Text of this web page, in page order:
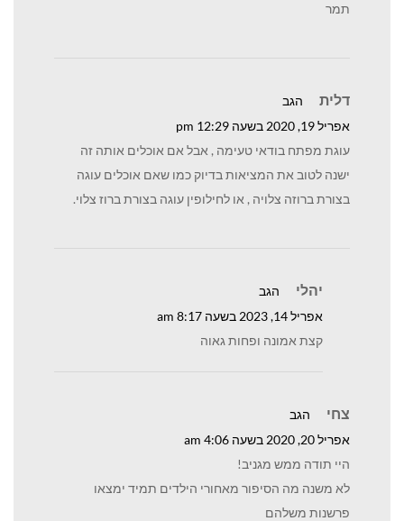
תמר
דלית
הגב
אפריל 19, 2020 בשעה 12:29 pm
עוגת מפתח בודאי טעימה , אבל אם אוכלים אותה זה
ישנה לטוב את המציאות בדיוק כמו שאם אוכלים עוגה
בצורת ברוזה צלויה , או לחילופין עוגה בצורת ברוז צלוי.
יהלי
הגב
אפריל 14, 2023 בשעה 8:17 am
קצת אמונה ופחות גאוה
צחי
הגב
אפריל 20, 2020 בשעה 4:06 am
היי תודה ממש מגניב!
לא משנה מה הסיפור מאחורי הילדים תמיד ימצאו
פרשנות משלהם